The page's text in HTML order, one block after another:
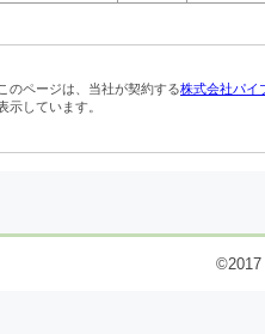
このページは、当社が契約する株式会社パイ
示しています。
©2017